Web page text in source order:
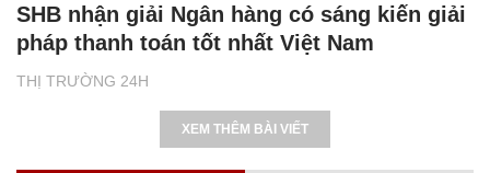
THỊ TRƯỜNG 24H
SHB nhận giải Ngân hàng có sáng kiến giải
pháp thanh toán tốt nhất Việt Nam
XEM THÊM BÀI VIẾT